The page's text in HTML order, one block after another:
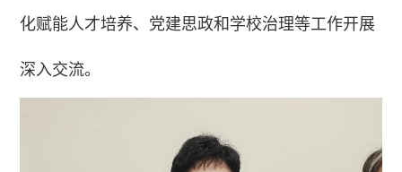
化赋能人才培养、党建思政和学校治理等工作开展
深入交流。